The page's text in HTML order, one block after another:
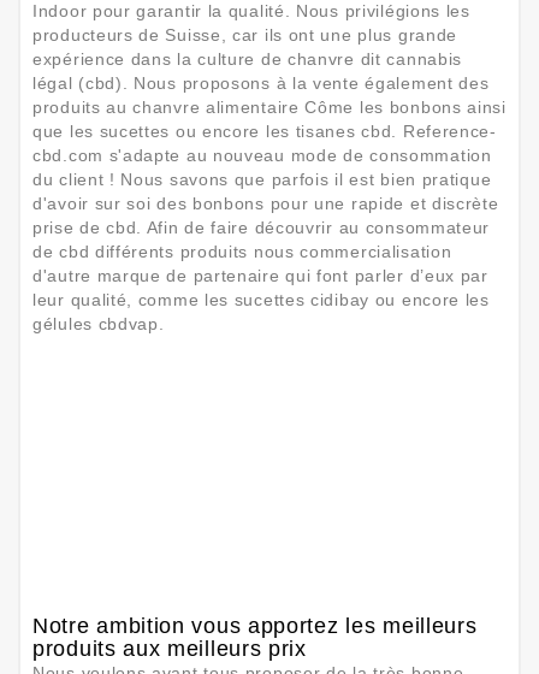
Indoor pour garantir la qualité. Nous privilégions les
producteurs de Suisse, car ils ont une plus grande
expérience dans la culture de chanvre dit cannabis
légal (cbd). Nous proposons à la vente également des
produits au chanvre alimentaire Côme les bonbons ainsi
que les sucettes ou encore les tisanes cbd. Reference-
cbd.com s'adapte au nouveau mode de consommation
du client ! Nous savons que parfois il est bien pratique
d'avoir sur soi des bonbons pour une rapide et discrète
prise de cbd. Afin de faire découvrir au consommateur
de cbd différents produits nous commercialisation
d'autre marque de partenaire qui font parler d’eux par
leur qualité, comme les sucettes cidibay ou encore les
gélules cbdvap.
Notre ambition vous apportez les meilleurs
produits aux meilleurs prix